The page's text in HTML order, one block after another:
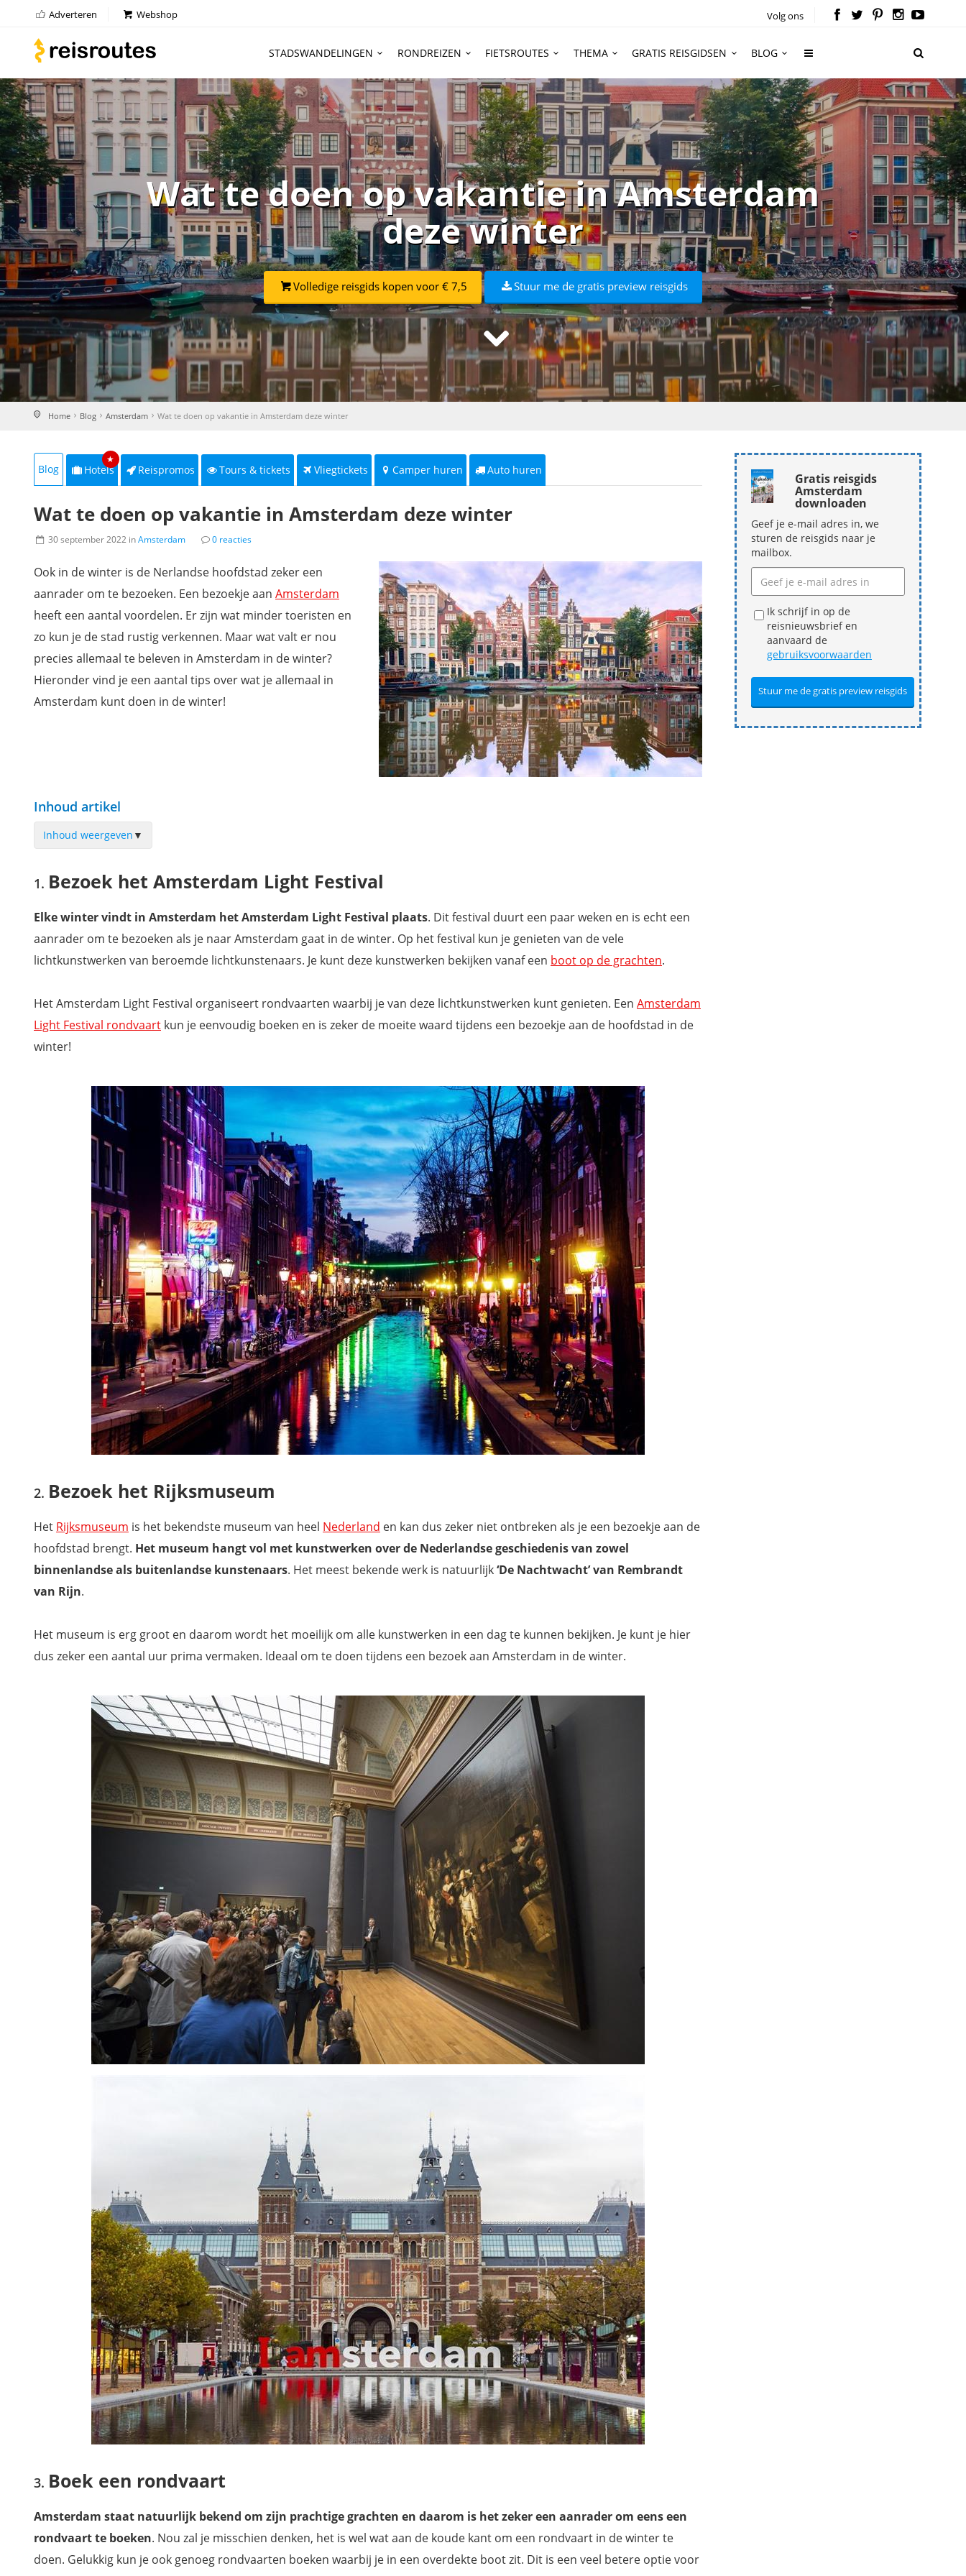
Adverteren Webshop Volg ons
STADSWANDELINGEN RONDREIZEN FIETSROUTES THEMA GRATIS REISGIDSEN BLOG
Wat te doen op vakantie in Amsterdam
deze winter
Volledige reisgids kopen voor € 7,5 Stuur me de gratis preview reisgids
Home Blog Amsterdam Wat te doen op vakantie in Amsterdam deze winter
Blog Hotels
★
Reispromos Tours & tickets Vliegtickets Camper huren Auto huren
Wat te doen op vakantie in Amsterdam deze winter
30 september 2022 inAmsterdam 0 reacties
Ook in de winter is de Nerlandse hoofdstad zeker een
aanrader om te bezoeken. Een bezoekje aan Amsterdam
heeft een aantal voordelen. Er zijn wat minder toeristen en
zo kun je de stad rustig verkennen. Maar wat valt er nou
precies allemaal te beleven in Amsterdam in de winter?
Hieronder vind je een aantal tips over wat je allemaal in
Amsterdam kunt doen in de winter!
Inhoud artikel
Inhoud weergeven ▼
Bezoek het Rijksmuseum
Bezoek het Amsterdam Light Festival
Elke winter vindt in Amsterdam het Amsterdam Light Festival plaats. Dit festival duurt een paar weken en is echt een
aanrader om te bezoeken als je naar Amsterdam gaat in de winter. Op het festival kun je genieten van de vele
lichtkunstwerken van beroemde lichtkunstenaars. Je kunt deze kunstwerken bekijken vanaf een boot op de grachten.
Het Amsterdam Light Festival organiseert rondvaarten waarbij je van deze lichtkunstwerken kunt genieten. Een Amsterdam
Light Festival rondvaart kun je eenvoudig boeken en is zeker de moeite waard tijdens een bezoekje aan de hoofdstad in de
winter!
Bezoek het Rijksmuseum
Het Rijksmuseum is het bekendste museum van heel Nederland en kan dus zeker niet ontbreken als je een bezoekje aan de
hoofdstad brengt. Het museum hangt vol met kunstwerken over de Nederlandse geschiedenis van zowel
binnenlandse als buitenlandse kunstenaars. Het meest bekende werk is natuurlijk‘De Nachtwacht’ van Rembrandt
van Rijn.
Het museum is erg groot en daarom wordt het moeilijk om alle kunstwerken in een dag te kunnen bekijken. Je kunt je hier
dus zeker een aantal uur prima vermaken. Ideaal om te doen tijdens een bezoek aan Amsterdam in de winter.
Boek een rondvaart
Amsterdam staat natuurlijk bekend om zijn prachtige grachten en daarom is het zeker een aanrader om eens een
rondvaart te boeken. Nou zal je misschien denken, het is wel wat aan de koude kant om een rondvaart in de winter te
doen. Gelukkig kun je ook genoeg rondvaarten boeken waarbij je in een overdekte boot zit. Dit is een veel betere optie voor
Gratis reisgids
Amsterdam
downloaden
Geef je e-mail adres in, we
sturen de reisgids naar je
mailbox.
Ik schrijf in op de
reisnieuwsbrief en
aanvaard de
gebruiksvoorwaarden